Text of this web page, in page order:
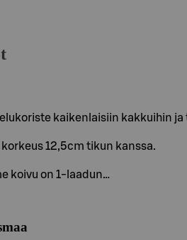
kaikenlaisiin kakkuihin ja
korkeus 12,5cm tikun kanssa.
koivu on 1-laadun…